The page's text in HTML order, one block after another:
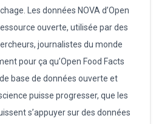
Les données NOVA d’Open
ouverte, utilisée par des
journalistes du monde
pour ça qu’Open Food Facts
base de données ouverte et
puisse progresser, que les
s’appuyer sur des données